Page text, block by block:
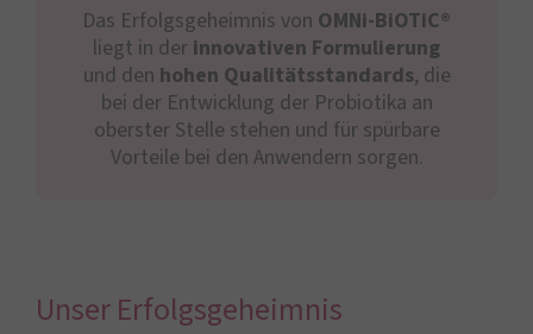
Das Erfolgsgeheimnis von OMNi-BiOTiC®
liegt in der innovativen Formulierung
und den hohen Qualitätsstandards, die
bei der Entwicklung der Probiotika an
oberster Stelle stehen und für spürbare
Vorteile bei den Anwendern sorgen.
Unser Erfolgsgeheimnis